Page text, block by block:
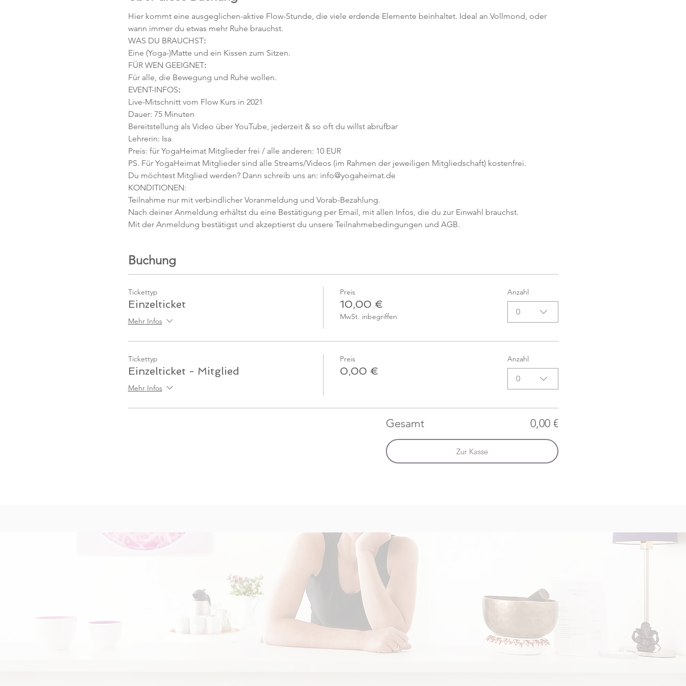
Hier kommt eine ausgeglichen-aktive Flow-Stunde, die viele erdende Elemente beinhaltet. Ideal an Vollmond, oder
wann immer du etwas mehr Ruhe brauchst.
WAS DU BRAUCHST:
Eine (Yoga-)Matte und ein Kissen zum Sitzen.
FÜR WEN GEEIGNET:
Für alle, die Bewegung und Ruhe wollen.
EVENT-INFOS:
Live-Mitschnitt vom Flow Kurs in 2021
Dauer: 75 Minuten
Bereitstellung als Video über YouTube, jederzeit & so oft du willst abrufbar
Lehrerin: Isa
Preis: für YogaHeimat Mitglieder frei / alle anderen: 10 EUR
PS. Für YogaHeimat Mitglieder sind alle Streams/Videos (im Rahmen der jeweiligen Mitgliedschaft) kostenfrei.
Du möchtest Mitglied werden? Dann schreib uns an: info@yogaheimat.de
KONDITIONEN:
Teilnahme nur mit verbindlicher Voranmeldung und Vorab-Bezahlung.
Nach deiner Anmeldung erhältst du eine Bestätigung per Email, mit allen Infos, die du zur Einwahl brauchst.
Mit der Anmeldung bestätigst und akzeptierst du unsere Teilnahmebedingungen und AGB.
Buchung
Tickettyp
Einzelticket
Mehr Infos
Preis
10,00 €
MwSt. inbegriffen
Anzahl
0
Tickettyp
Einzelticket - Mitglied
Mehr Infos
Preis
0,00 €
Anzahl
0
Gesamt 0,00 €
Zur Kasse